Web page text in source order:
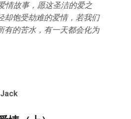
情故事，愿这圣洁的爱之
却饱受劫难的爱情，若我们
有的苦水，有一天都会化为